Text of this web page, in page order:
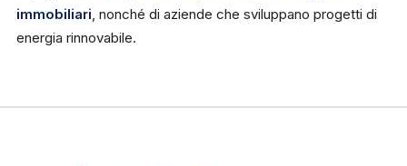
immobiliari, nonché di aziende che sviluppano progetti di
energia rinnovabile.